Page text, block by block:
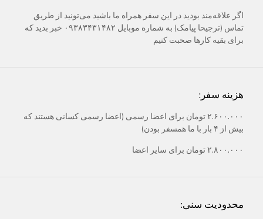
اگر علاقه‌مند بودید در این سفر همراه ما باشید می‌تونید از طریق
تماس (ترجیحا پیامک) به شماره موبایل ۰۹۳۸۳۴۳۱۴۸۲ خبر بدید که
برای بقیه کارها صحبت کنیم
هزینه سفر:
۲.۶۰۰.۰۰۰ تومان برای اعضا رسمی (اعضا رسمی کسانی هستند که
بیش از ۴ بار با ما همسفر بودن)
۲.۸۰۰.۰۰۰ تومان برای سایر اعضا
محدودیت سنی: